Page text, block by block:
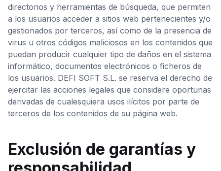
directorios y herramientas de búsqueda, que permiten
a los usuarios acceder a sitios web pertenecientes y/o
gestionados por terceros, así como de la presencia de
virus u otros códigos maliciosos en los contenidos que
puedan producir cualquier tipo de daños en el sistema
informático, documentos electrónicos o ficheros de
los usuarios. DEFI SOFT S.L. se reserva el derecho de
ejercitar las acciones legales que considere oportunas
derivadas de cualesquiera usos ilícitos por parte de
terceros de los contenidos de su página web.
Exclusión de garantías y